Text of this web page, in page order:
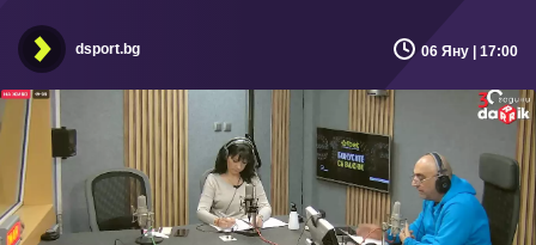
dsport.bg 06 Яну | 17:00